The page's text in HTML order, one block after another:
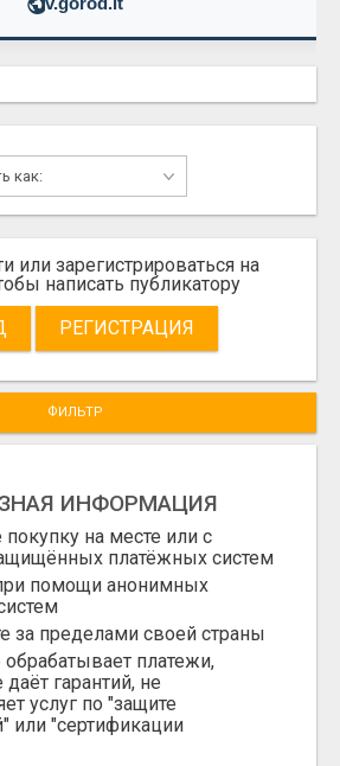
зарегистрироваться на
написать публикатору
РЕГИСТРАЦИЯ
ФИЛЬТР
ИНФОРМАЦИЯ
на месте или с
платёжных систем
помощи анонимных
за пределами своей страны
обрабатывает платежи,
даёт гарантий, не
услуг по "защите
или "сертификации